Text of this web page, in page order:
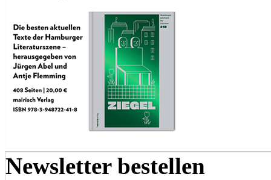
Newsletter bestellen